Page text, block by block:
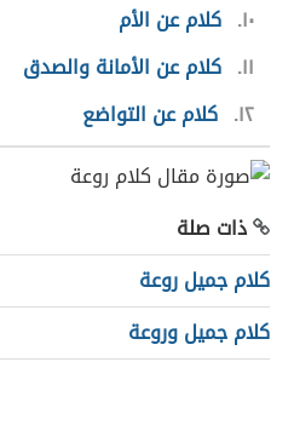
١٠ كلام عن الأم
١١ كلام عن الأمانة والصدق
١٢ كلام عن التواضع
ذات صلة
كلام جميل روعة
كلام جميل وروعة